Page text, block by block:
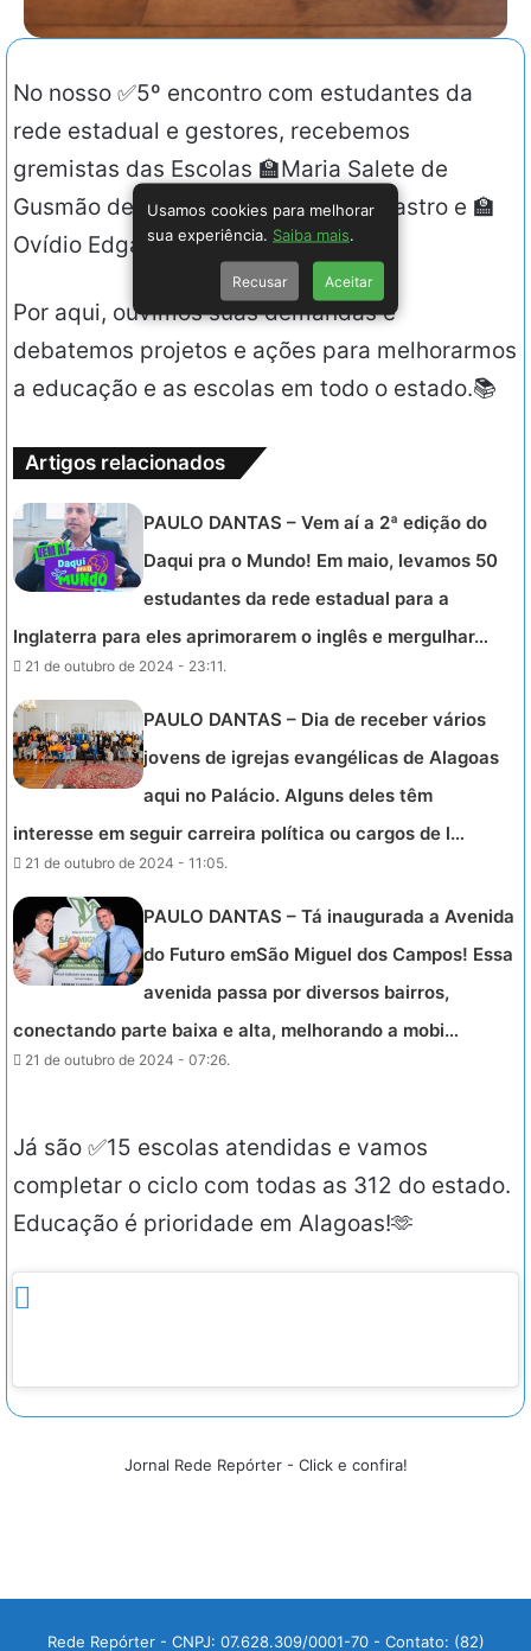
No nosso ✅5º encontro com estudantes da
rede estadual e gestores, recebemos
gremistas das Escolas 🏫Maria Salete de
Gusmão de Araújo, 🏫Benedita de Castro e 🏫
Ovídio Edgar de Albuquerque.
Por aqui, ouvimos suas demandas e
debatemos projetos e ações para melhorarmos
a educação e as escolas em todo o estado.📚
Artigos relacionados
PAULO DANTAS – Vem aí a 2ª edição do
Daqui pra o Mundo! Em maio, levamos 50
estudantes da rede estadual para a
Inglaterra para eles aprimorarem o inglês e mergulhar…
21 de outubro de 2024 - 23:11.
PAULO DANTAS – Dia de receber vários
jovens de igrejas evangélicas de Alagoas
aqui no Palácio. Alguns deles têm
interesse em seguir carreira política ou cargos de l…
21 de outubro de 2024 - 11:05.
PAULO DANTAS – Tá inaugurada a Avenida
do Futuro emSão Miguel dos Campos! Essa
avenida passa por diversos bairros,
conectando parte baixa e alta, melhorando a mobi…
21 de outubro de 2024 - 07:26.
Já são ✅15 escolas atendidas e vamos
completar o ciclo com todas as 312 do estado.
Educação é prioridade em Alagoas!🫶
Jornal Rede Repórter - Click e confira!
Rede Repórter - CNPJ: 07.628.309/0001-70 - Contato: (82)
Usamos cookies para melhorar
sua experiência. Saiba mais.
Recusar Aceitar